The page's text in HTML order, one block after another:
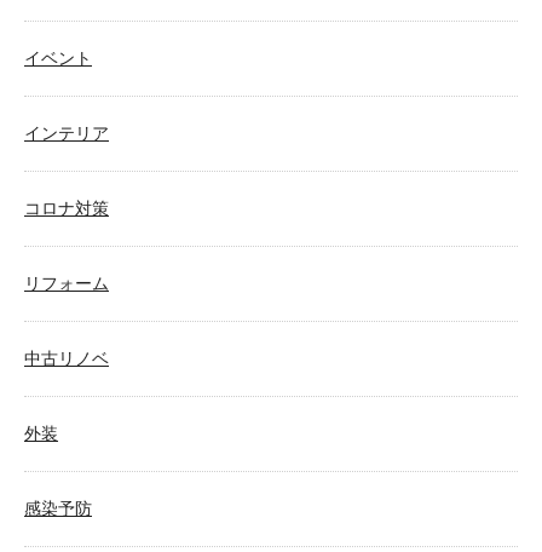
イベント
インテリア
コロナ対策
リフォーム
中古リノベ
外装
感染予防